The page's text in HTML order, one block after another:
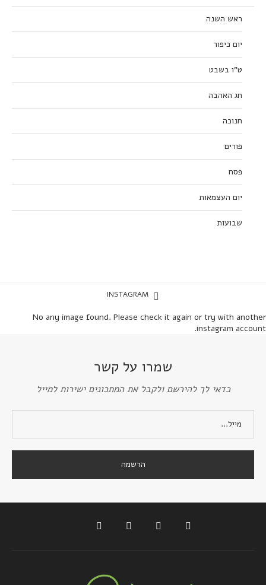
ראש השנה
יום כיפור
ט”ו בשבט
חג האהבה
חנוכה
פורים
פסח
יום העצמאות
שבועות
INSTAGRAM
No any image found. Please check it again or try with another
instagram account.
שמרו על קשר
כדאי לך להירשם ולקבל את המתכונים ישירות למייל